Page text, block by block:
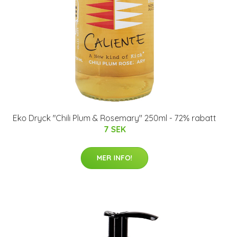
Eko Dryck "Chili Plum & Rosemary" 250ml - 72% rabatt
7 SEK
MER INFO!